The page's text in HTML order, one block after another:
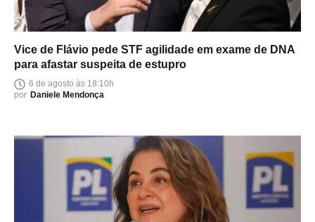
Vice de Flávio pede STF agilidade em exame de DNA
para afastar suspeita de estupro
6 de agosto às 18:10h
por Daniele Mendonça